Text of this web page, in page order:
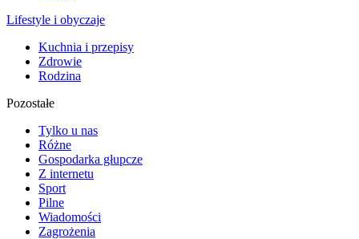
Lifestyle i obyczaje
Kuchnia i przepisy
Zdrowie
Rodzina
Pozostałe
Tylko u nas
Różne
Gospodarka głupcze
Z internetu
Sport
Pilne
Wiadomości
Zagrożenia